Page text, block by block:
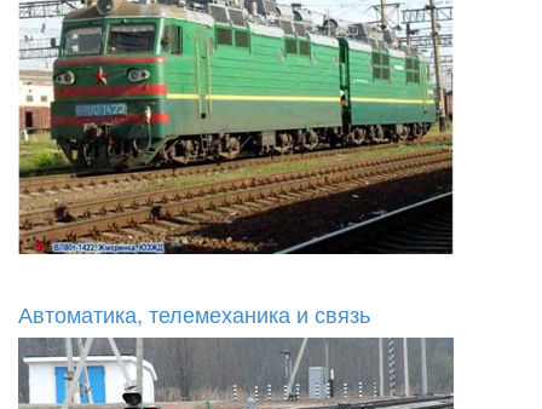
Автоматика, телемеханика и связь